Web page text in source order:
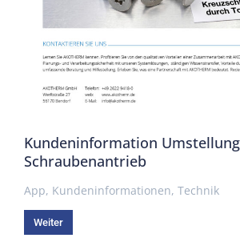
Kundeninformation Umstellung
Schraubenantrieb
App, Kundeninformationen, Technik
Weiter